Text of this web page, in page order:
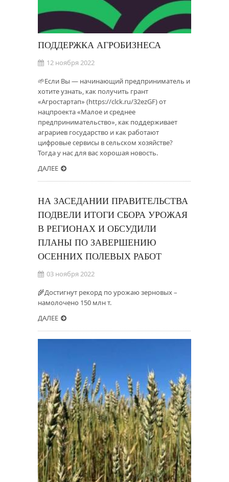
ПОДДЕРЖКА АГРОБИЗНЕСА
12 ноября 2022
🌱Если Вы — начинающий предприниматель и
хотите узнать, как получить грант
«Агростартап» (https://clck.ru/32ezGF) от
нацпроекта «Малое и среднее
предпринимательство», как поддерживает
аграриев государство и как работают
цифровые сервисы в сельском хозяйстве?
Тогда у нас для вас хорошая новость.
ДАЛЕЕ
НА ЗАСЕДАНИИ ПРАВИТЕЛЬСТВА
ПОДВЕЛИ ИТОГИ СБОРА УРОЖАЯ
В РЕГИОНАХ И ОБСУДИЛИ
ПЛАНЫ ПО ЗАВЕРШЕНИЮ
ОСЕННИХ ПОЛЕВЫХ РАБОТ
03 ноября 2022
🌾Достигнут рекорд по урожаю зерновых –
намолочено 150 млн т.
ДАЛЕЕ